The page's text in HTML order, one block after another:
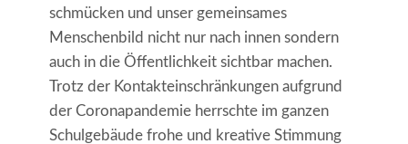
schmücken und unser gemeinsames
Menschenbild nicht nur nach innen sondern
auch in die Öffentlichkeit sichtbar machen.
Trotz der Kontakteinschränkungen aufgrund
der Coronapandemie herrschte im ganzen
Schulgebäude frohe und kreative Stimmung